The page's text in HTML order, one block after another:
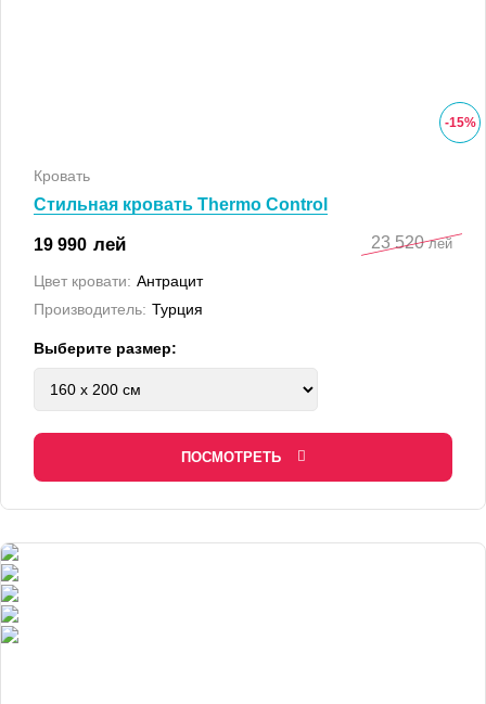
-15%
Кровать
Стильная кровать Thermo Control
19 990 лей 23 520 лей
Цвет кровати: Антрацит
Производитель: Турция
Выберите размер:
ПОСМОТРЕТЬ